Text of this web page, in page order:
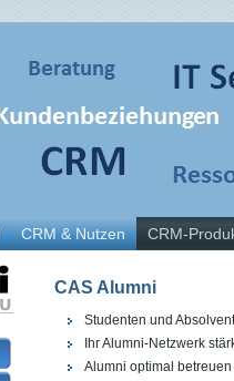
CRM & Nutzen CRM-
CAS Alumni
Studenten und
Ihr Alumni-Netzwerk
Alumni optimal betreuen